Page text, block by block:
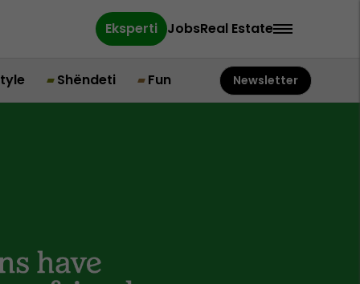
Eksperti JobsReal Estate
Shëndeti Fun Newsletter